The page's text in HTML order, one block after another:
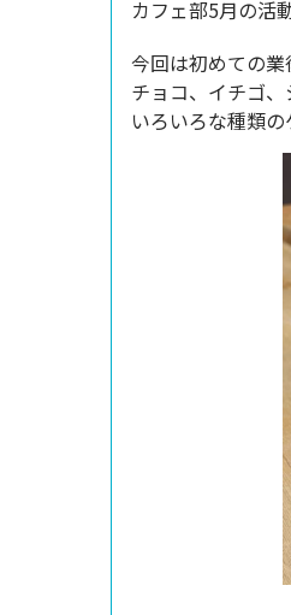
カフェ部5月の活
今回は初めての業
チョコ、イチゴ
いろいろな種類